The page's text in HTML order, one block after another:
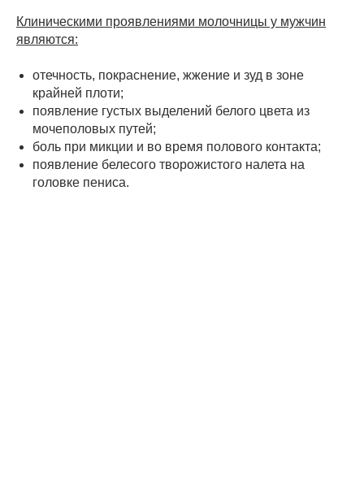
Клиническими проявлениями молочницы у мужчин
являются:
отечность, покраснение, жжение и зуд в зоне
крайней плоти;
появление густых выделений белого цвета из
мочеполовых путей;
боль при микции и во время полового контакта;
появление белесого творожистого налета на
головке пениса.